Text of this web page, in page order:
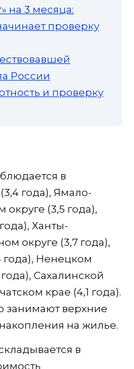
на 3 месяца:
проверку
России
и проверку
в
года), Ямало-
(3,5 года),
Ханты-
округе (3,7 года),
Ненецком
Сахалинской
крае (4,1 года).
занимают верхние
на жилье.
в